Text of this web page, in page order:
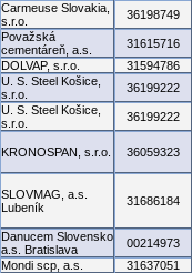
Carmeuse Slovakia,
s.r.o.
36198749
Považská
cementáreň, a.s.
31615716
DOLVAP, s.r.o. 31594786
U. S. Steel Košice,
s.r.o.
36199222
U. S. Steel Košice,
s.r.o.
36199222
KRONOSPAN, s.r.o. 36059323
SLOVMAG, a.s.
Lubeník
31686184
Danucem Slovensko
a.s. Bratislava
00214973
Mondi scp, a.s. 31637051